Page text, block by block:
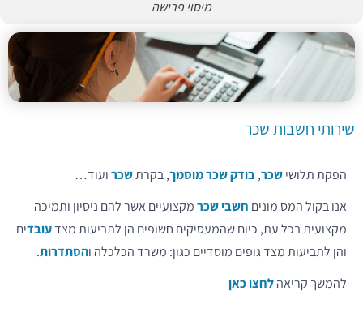
מיסוי פרישה
שירותי חשבות שכר
הפקת תלושישכר,בודק שכר מוסמך, בקרתשכרועוד…
אנו בקול המס מונים חשבי שכרמקצועיים אשר להם ניסיון ותמיכה
מקצועית בכל עת, כיום שהמעסיקים חשופים הן לתביעות מצדעובדים
והן לתביעות מצד גופים מוסדיים כגון: משרד הכלכלה והסתדרות.
להמשך קריאהלחצו כאן